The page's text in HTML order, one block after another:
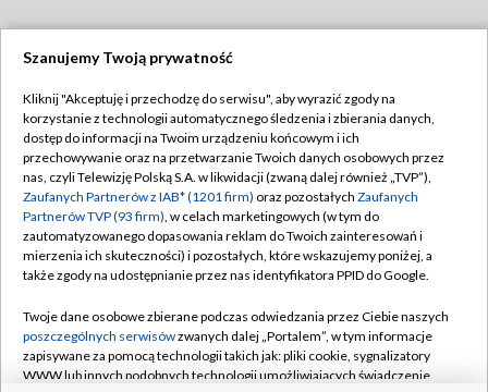
TVP
Abonament TVP
Emisja w TVP
Centrum informacji TVP
Naziemna Telewizja Cyfrowa
Rada Programowa
System NOS
Regulamin TVP
Polityka prywatności
Moje zgody
Pomoc
Kontakt
Szanujemy Twoją prywatność
Kliknij "Akceptuję i przechodzę do serwisu", aby wyrazić zgody na
korzystanie z technologii automatycznego śledzenia i zbierania danych,
dostęp do informacji na Twoim urządzeniu końcowym i ich
przechowywanie oraz na przetwarzanie Twoich danych osobowych przez
nas, czyli Telewizję Polską S.A. w likwidacji (zwaną dalej również „TVP”),
Zaufanych Partnerów z IAB* (1201 firm) oraz pozostałych Zaufanych
Partnerów TVP (93 firm), w celach marketingowych (w tym do
zautomatyzowanego dopasowania reklam do Twoich zainteresowań i
mierzenia ich skuteczności) i pozostałych, które wskazujemy poniżej, a
także zgody na udostępnianie przez nas identyfikatora PPID do Google.
Twoje dane osobowe zbierane podczas odwiedzania przez Ciebie naszych
poszczególnych serwisówzwanych dalej „Portalem”, w tym informacje
zapisywane za pomocą technologii takich jak: pliki cookie, sygnalizatory
WWW lub innych podobnych technologii umożliwiających świadczenie